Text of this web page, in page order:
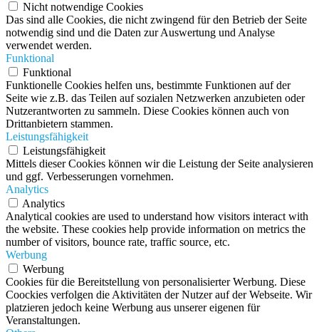
Nicht notwendige Cookies
Das sind alle Cookies, die nicht zwingend für den Betrieb der Seite
notwendig sind und die Daten zur Auswertung und Analyse
verwendet werden.
Funktional
Funktional
Funktionelle Cookies helfen uns, bestimmte Funktionen auf der
Seite wie z.B. das Teilen auf sozialen Netzwerken anzubieten oder
Nutzerantworten zu sammeln. Diese Cookies können auch von
Drittanbietern stammen.
Leistungsfähigkeit
Leistungsfähigkeit
Mittels dieser Cookies können wir die Leistung der Seite analysieren
und ggf. Verbesserungen vornehmen.
Analytics
Analytics
Analytical cookies are used to understand how visitors interact with
the website. These cookies help provide information on metrics the
number of visitors, bounce rate, traffic source, etc.
Werbung
Werbung
Cookies für die Bereitstellung von personalisierter Werbung. Diese
Coockies verfolgen die Aktivitäten der Nutzer auf der Webseite. Wir
platzieren jedoch keine Werbung aus unserer eigenen für
Veranstaltungen.